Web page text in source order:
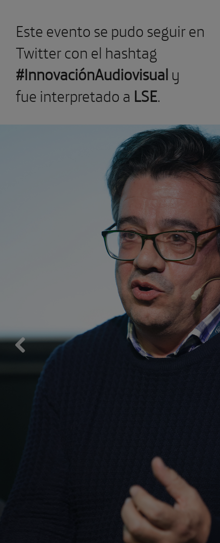
Este evento se pudo seguiren
Twitter con el hashtag
#InnovaciónAudiovisualy
fue interpretado a LSE.